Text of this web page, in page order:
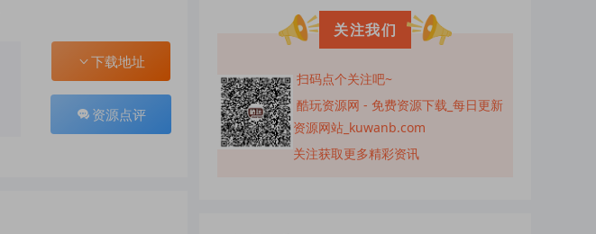
下载地址
资源点评
关注我们
扫码点个关注吧~
酷玩资源网 - 免费资源下载_每日更新
资源网站_kuwanb.com
关注获取更多精彩资讯